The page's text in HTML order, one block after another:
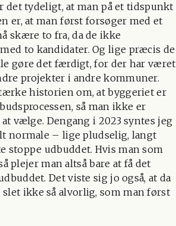
det tydeligt, at man på et tidspunkt
er, at man først forsøger med et
skære to fra, da de ikke
to kandidater. Og lige præcis de
gøre det færdigt, for der har været
projekter i andre kommuner.
historien om, at byggeriet er
så man ikke er
vælge. Dengang i 2023 syntes jeg
normale – lige pludselig, langt
stoppe udbuddet. Hvis man som
plejer man altså bare at få det
Det viste sig jo også, at da
ikke så alvorlig, som man først